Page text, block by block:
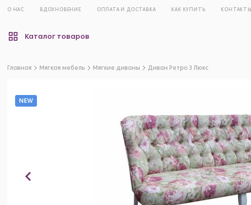
О НАС ВДОХНОВЕНИЕ ОПЛАТА И ДОСТАВКА КАК КУПИТЬ КОНТАКТЫ
Каталог товаров
Главная Мягкая мебель Мягкие диваны Диван Ретро 3 Люкс
NEW
NEW